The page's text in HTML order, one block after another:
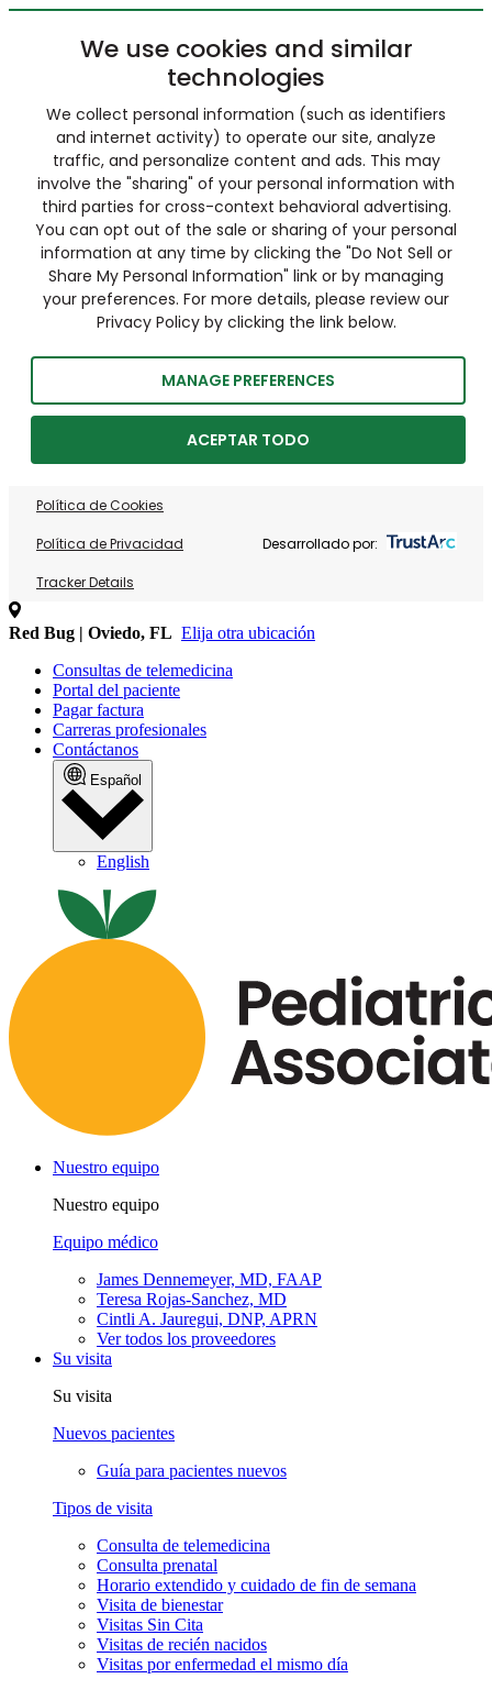
We use cookies and similar
technologies
We collect personal information (such as identifiers
and internet activity) to operate our site, analyze
traffic, and personalize content and ads. This may
involve the "sharing" of your personal information with
third parties for cross-context behavioral advertising.
You can opt out of the sale or sharing of your personal
information at any time by clicking the "Do Not Sell or
Share My Personal Information" link or by managing
your preferences. For more details, please review our
Privacy Policy by clicking the link below.
MANAGE PREFERENCES
ACEPTAR TODO
Política de Cookies
Política de Privacidad
Tracker Details
Desarrollado por:
Red Bug | Oviedo, FL Elija otra ubicación
Consultas de telemedicina
Portal del paciente
Pagar factura
Carreras profesionales
Contáctanos
Español
English
Nuestro equipo
Nuestro equipo
Equipo médico
James Dennemeyer, MD, FAAP
Teresa Rojas-Sanchez, MD
Cintli A. Jauregui, DNP, APRN
Ver todos los proveedores
Su visita
Su visita
Nuevos pacientes
Guía para pacientes nuevos
Tipos de visita
Consulta de telemedicina
Consulta prenatal
Horario extendido y cuidado de fin de semana
Visita de bienestar
Visitas Sin Cita
Visitas de recién nacidos
Visitas por enfermedad el mismo día